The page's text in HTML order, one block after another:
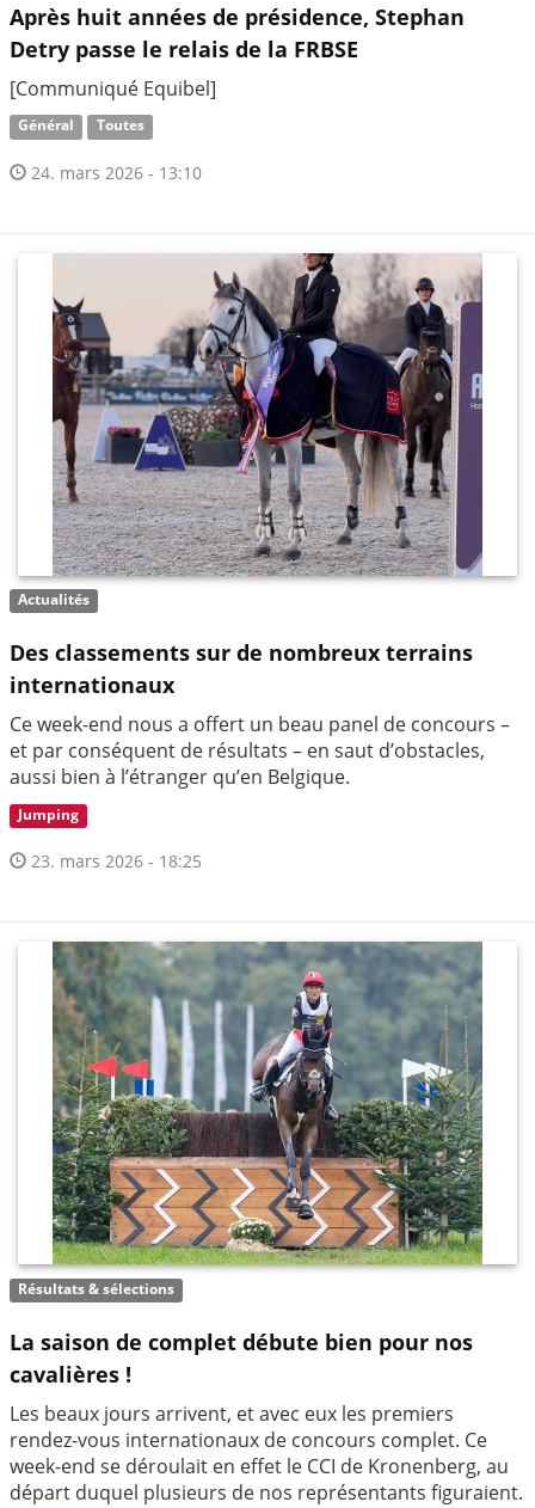
Après huit années de présidence, Stephan
Detry passe le relais de la FRBSE
[Communiqué Equibel]
Général Toutes
24. mars 2026 - 13:10
Actualités
Des classements sur de nombreux terrains
internationaux
Ce week-end nous a offert un beau panel de concours –
et par conséquent de résultats – en saut d’obstacles,
aussi bien à l’étranger qu’en Belgique.
Jumping
23. mars 2026 - 18:25
Résultats & sélections
La saison de complet débute bien pour nos
cavalières !
Les beaux jours arrivent, et avec eux les premiers
rendez-vous internationaux de concours complet. Ce
week-end se déroulait en effet le CCI de Kronenberg, au
départ duquel plusieurs de nos représentants figuraient.